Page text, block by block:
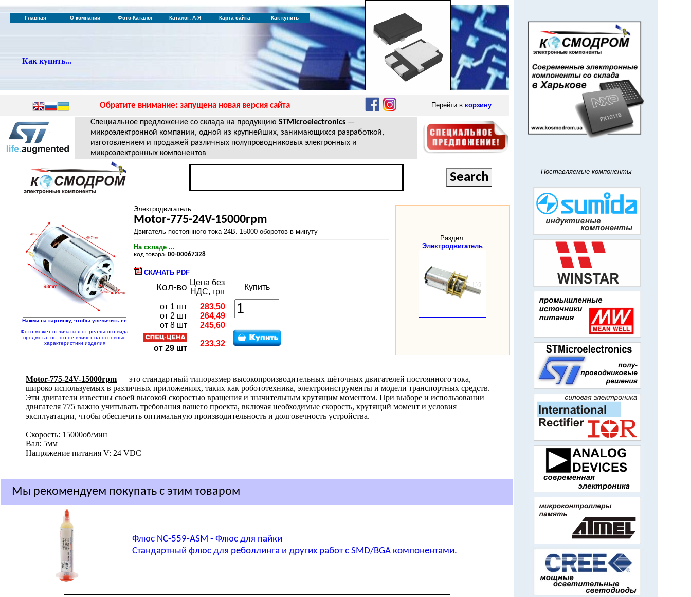
Главная О компании Фото-Каталог Каталог: А-Я Карта сайта Как купить
Как купить...
Обратите внимание: запущена новая версия сайта Перейти в корзину
Специальное предложение со склада на продукцию STMicroelectronics —
микроэлектронной компании, одной из крупнейших, занимающихся разработкой,
изготовлением и продажей различных полупроводниковых электронных и
микроэлектронных компонентов
Нажми на картинку, чтобы увеличить ее
Фото может отличаться от реального вида
предмета, но это не влияет на основные
характеристики изделия
Электродвигатель
Motor-775-24V-15000rpm
Двигатель постоянного тока 24В. 15000 оборотов в минуту
На складе ...
код товара: 00-00067328
СКАЧАТЬ PDF
Кол-во Цена без
НДС, грн
Купить
от 1 шт
от 2 шт
от 8 шт
от 29 шт
283,50
264,49
245,60
233,32
Раздел:
Электродвигатель
Motor-775-24V-15000rpm — это стандартный типоразмер высокопроизводительных щёточных двигателей постоянного тока,
широко используемых в различных приложениях, таких как робототехника, электроинструменты и модели транспортных средств.
Эти двигатели известны своей высокой скоростью вращения и значительным крутящим моментом. При выборе и использовании
двигателя 775 важно учитывать требования вашего проекта, включая необходимые скорость, крутящий момент и условия
эксплуатации, чтобы обеспечить оптимальную производительность и долговечность устройства.
Скорость: 15000об/мин
Вал: 5мм
Напряжение питания V: 24 VDC
Мы рекомендуем покупать с этим товаром
Флюс NC-559-ASM - Флюс для пайки
Стандартный флюс для реболлинга и других работ с SMD/BGA компонентами.
Поставляемые компоненты